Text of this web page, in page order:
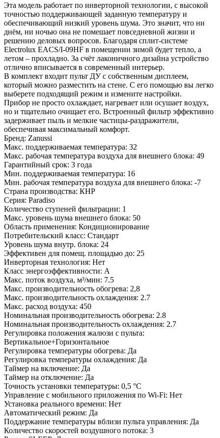
Эта модель работает по инверторной технологии, с высокой
точностью поддерживающей заданную температуру и
обеспечивающий низкий уровень шума. Это значит, что ни
днём, ни ночью она не помешает повседневной жизни и
решению деловых вопросов. Благодаря сплит-системе
Electrolux EACS/I-09HF в помещении зимой будет тепло, а
летом – прохладно. За счёт лаконичного дизайна устройство
отлично вписывается в современный интерьер.
В комплект входит пульт ДУ с собственным дисплеем,
который можно разместить на стене. С его помощью вы легко
выберете подходящий режим и измените настройки.
Прибор не просто охлаждает, нагревает или осушает воздух,
но и тщательно очищает его. Встроенный фильтр эффективно
задерживает пыль и мелкие частицы-раздражители,
обеспечивая максимальный комфорт.
Бренд: Zanussi
Макс. поддерживаемая температура: 32
Макс. рабочая температура воздуха для внешнего блока: 49
Гарантийный срок: 3 года
Мин. поддерживаемая температура: 16
Мин. рабочая температура воздуха для внешнего блока: -7
Страна производства: КНР
Серия: Paradiso
Количество ступеней фильтрации: 1
Макс. уровень шума внешнего блока: 50
Область применения: Кондиционирование
Потребительский класс: Стандарт
Уровень шума внутр. блока: 24
Эффективен для помещ. площадью до: 25
Инверторная технология: Нет
Класс энергоэффективности: A
Макс. поток воздуха, м³/мин: 7.5
Макс. производительность обогрева: 2,8
Макс. производительность охлаждения: 2.7
Макс. расход воздуха: 450
Номинальная производительность обогрева: 2.8
Номинальная производительность охлаждения: 2.7
Регулировка положения жалюзи с пульта:
Вертикальное+Горизонтальное
Регулировка температуры обогрева: Да
Регулировка температуры охлаждения: Да
Таймер на включение: Да
Таймер на отключение: Да
Точность установки температуры: 0,5 °С
Управление c мобильного приложения по Wi-Fi: Нет
Установка реального времени: Нет
Автоматический режим: Да
Поддержание температуры вблизи пульта управления: Да
Количество скоростей воздушного потока: 3